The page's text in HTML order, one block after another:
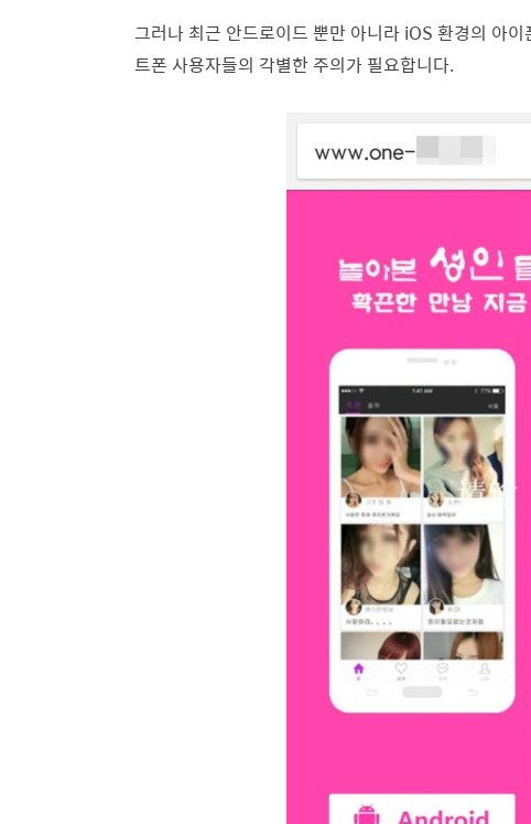
그러나 최근 안드로이드 뿐만 아니라 iOS 환경의 아
트폰 사용자들의 각별한 주의가 필요합니다.